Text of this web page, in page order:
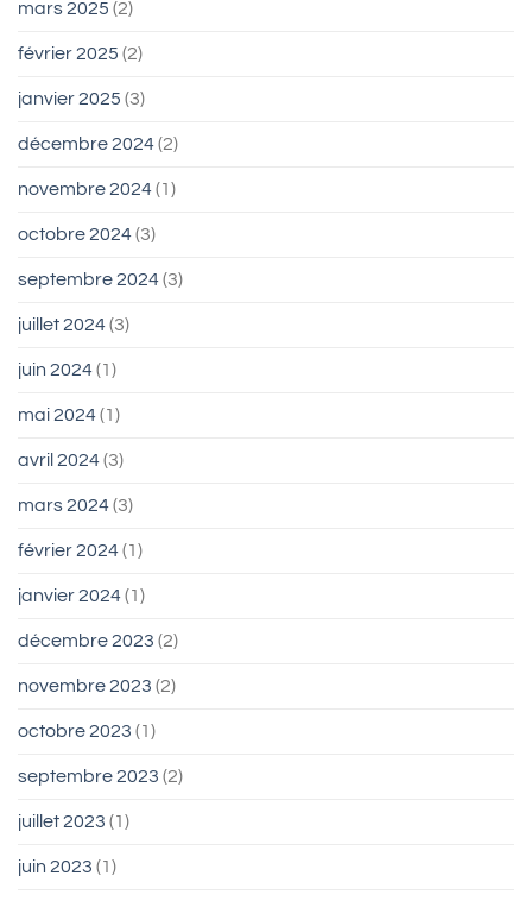
mars 2025 (2)
février 2025 (2)
janvier 2025 (3)
décembre 2024(2)
novembre 2024(1)
octobre 2024(3)
septembre 2024(3)
juillet 2024(3)
juin 2024(1)
mai 2024(1)
avril 2024(3)
mars 2024(3)
février 2024(1)
janvier 2024(1)
décembre 2023 (2)
novembre 2023 (2)
octobre 2023 (1)
septembre 2023 (2)
juillet 2023 (1)
juin 2023 (1)